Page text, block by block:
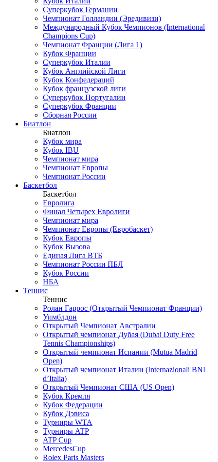
Суперкубок Германии
Чемпионат Голландии (Эредивизи)
Международный Кубок Чемпионов (International
Champions Cup)
Чемпионат Франции (Лига 1)
Кубок Франции
Суперкубок Италии
Кубок Английской Лиги
Кубок Конфедераций
Кубок французской лиги
Суперкубок Португалии
Суперкубок Франции
Сборная России
Биатлон
Биатлон
Кубок мира
Кубок IBU
Чемпионат мира
Чемпионат Европы
Чемпионат России
Баскетбол
Баскетбол
Евролига
Финал Четырех Евролиги
Чемпионат мира
Чемпионат Европы (Евробаскет)
Кубок Европы
Кубок Вызова
Единая Лига ВТБ
Чемпионат России ПБЛ
Кубок России
НБА
Теннис
Теннис
Ролан Гаррос (Открытый Чемпионат Франции)
Уимблдон
Открытый Чемпионат Австралии
Открытый чемпионат Дубая (Dubai Duty Free
Tennis Championships)
Открытый чемпионат Испании (Mutua Madrid
Open)
Открытый чемпионат Италии (Internazionali BNL
d’Italia)
Открытый Чемпионат США (US Open)
Кубок Кремля
Кубок Федерации
Кубок Дэвиса
Турниры WTA
Турниры ATP
ATP Cup
MercedesCup
Rolex Paris Masters